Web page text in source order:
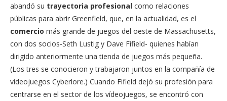
abandó su trayectoria profesional como relaciones
públicas para abrir Greenfield, que, en la actualidad, es el
comercio más grande de juegos del oeste de Massachusetts,
con dos socios-Seth Lustig y Dave Fifield- quienes habían
dirigido anteriormente una tienda de juegos más pequeña.
(Los tres se conocieron y trabajaron juntos en la compañía de
videojuegos Cyberlore.) Cuando Fifield dejó su profesión para
centrarse en el sector de los vídeojuegos, se encontró con